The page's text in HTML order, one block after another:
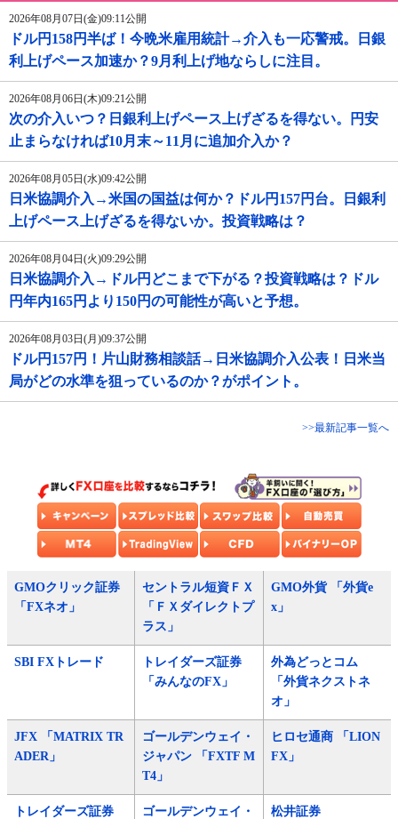
2026年08月07日(金)09:11公開
ドル円158円半ば！今晩米雇用統計→介入も一応警戒。日銀
利上げペース加速か？9月利上げ地ならしに注目。
2026年08月06日(木)09:21公開
次の介入いつ？日銀利上げペース上げざるを得ない。円安
止まらなければ10月末～11月に追加介入か？
2026年08月05日(水)09:42公開
日米協調介入→米国の国益は何か？ドル円157円台。日銀利
上げペース上げざるを得ないか。投資戦略は？
2026年08月04日(火)09:29公開
日米協調介入→ドル円どこまで下がる？投資戦略は？ドル
円年内165円より150円の可能性が高いと予想。
2026年08月03日(月)09:37公開
ドル円157円！片山財務相談話→日米協調介入公表！日米当
局がどの水準を狙っているのか？がポイント。
>>最新記事一覧へ
GMOクリック証券
「FXネオ」
セントラル短資ＦＸ
「ＦＸダイレクトプ
ラス」
GMO外貨 「外貨e
x」
SBI FXトレード
トレイダーズ証券
「みんなのFX」
外為どっとコム
「外貨ネクストネ
オ」
JFX 「MATRIX TR
ADER」
ゴールデンウェイ・
ジャパン 「FXTF M
T4」
ヒロセ通商 「LION
FX」
トレイダーズ証券
ゴールデンウェイ・
松井証券